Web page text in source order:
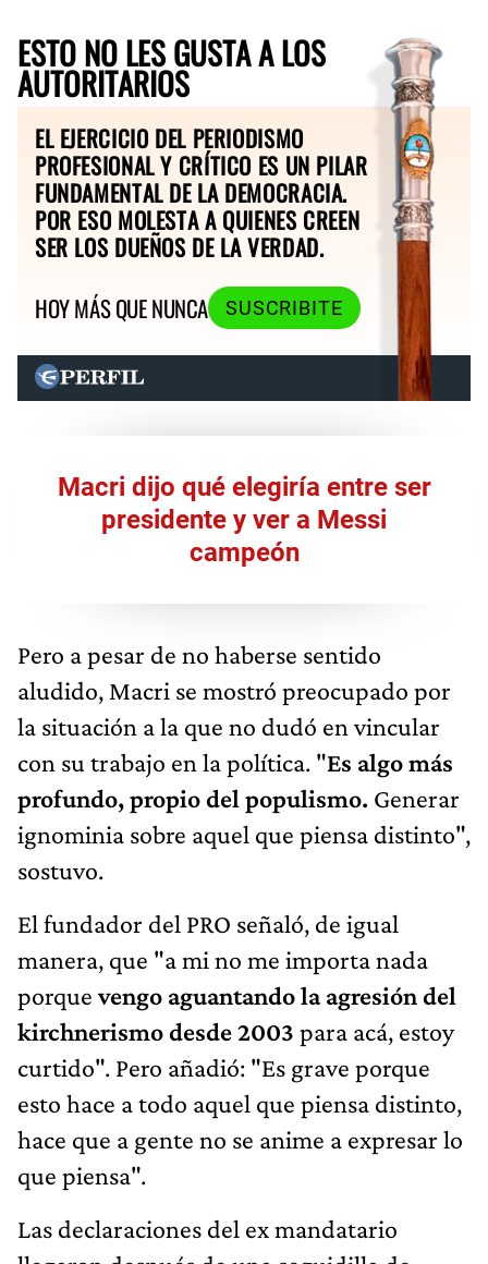
ESTO NO LES GUSTA A LOS
AUTORITARIOS
EL EJERCICIO DEL PERIODISMO
PROFESIONAL Y CRÍTICO ES UN PILAR
FUNDAMENTAL DE LA DEMOCRACIA.
POR ESO MOLESTA A QUIENES CREEN
SER LOS DUEÑOS DE LA VERDAD.
HOY MÁS QUE NUNCA
SUSCRIBITE
Macri dijo qué elegiría entre ser
presidente y ver a Messi
campeón
Pero a pesar de no haberse sentido
aludido, Macri se mostró preocupado por
la situación a la que no dudó en vincular
con su trabajo en la política. "Es algo más
profundo, propio del populismo. Generar
ignominia sobre aquel que piensa distinto",
sostuvo.
El fundador del PRO señaló, de igual
manera, que "a mi no me importa nada
porquevengo aguantando la agresión del
kirchnerismo desde 2003 para acá, estoy
curtido". Pero añadió: "Es grave porque
esto hace a todo aquel que piensa distinto,
hace que a gente no se anime a expresar lo
que piensa".
Las declaraciones del ex mandatario